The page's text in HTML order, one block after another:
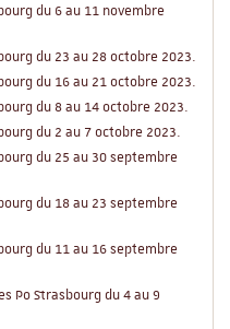
du 6 au 11 novembre
du 23 au 28 octobre 2023.
du 16 au 21 octobre 2023.
du 8 au 14 octobre 2023.
du 2 au 7 octobre 2023.
du 25 au 30 septembre
du 18 au 23 septembre
du 11 au 16 septembre
Po Strasbourg du 4 au 9